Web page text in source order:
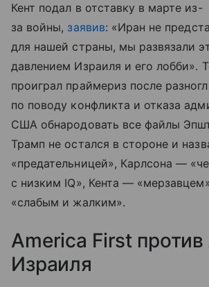
Кент подал в отставку в марте из-
за войны, заявив: «Иран не
для нашей страны, мы развязали
давлением Израиля и его лобби».
проиграл праймериз после
по поводу конфликта и отказа
США обнародовать все файлы
Трамп не остался в стороне и
«предательницей», Карлсона —
с низким IQ», Кента —
«слабым и жалким».
America First против
Израиля